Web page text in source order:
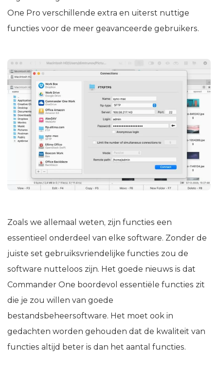
One Pro verschillende extra en uiterst nuttige
functies voor de meer geavanceerde gebruikers.
Zoals we allemaal weten, zijn functies een
essentieel onderdeel van elke software. Zonder de
juiste set gebruiksvriendelijke functies zou de
software nutteloos zijn. Het goede nieuws is dat
Commander One boordevol essentiële functies zit
die je zou willen van goede
bestandsbeheersoftware. Het moet ook in
gedachten worden gehouden dat de kwaliteit van
functies altijd beter is dan het aantal functies.